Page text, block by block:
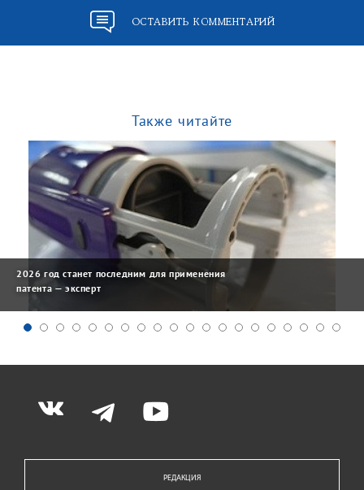
ОСТАВИТЬ КОММЕНТАРИЙ
Также читайте
2026 год станет последним для применения
патента — эксперт
РЕДАКЦИЯ